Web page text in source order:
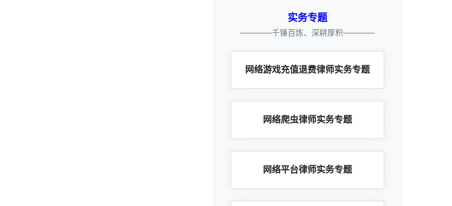
实务专题
————千锤百炼、深耕厚积————
网络游戏充值退费律师实务专题
网络爬虫律师实务专题
网络平台律师实务专题